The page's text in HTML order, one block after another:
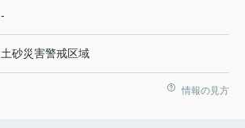
-
土砂災害警戒区域
情報の見方